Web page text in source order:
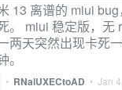
13 离谱的 miui
。 miui 稳定版，无
两天突然出现卡死
• RNalUXECtoAD • Jan